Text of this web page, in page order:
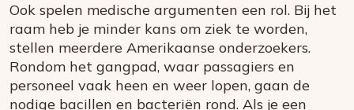
Ook spelen medische argumenten een rol. Bij het
raam heb je minder kans om ziek te worden,
stellen meerdere Amerikaanse onderzoekers.
Rondom het gangpad, waar passagiers en
personeel vaak heen en weer lopen, gaan de
nodige bacillen en bacteriën rond. Als je een